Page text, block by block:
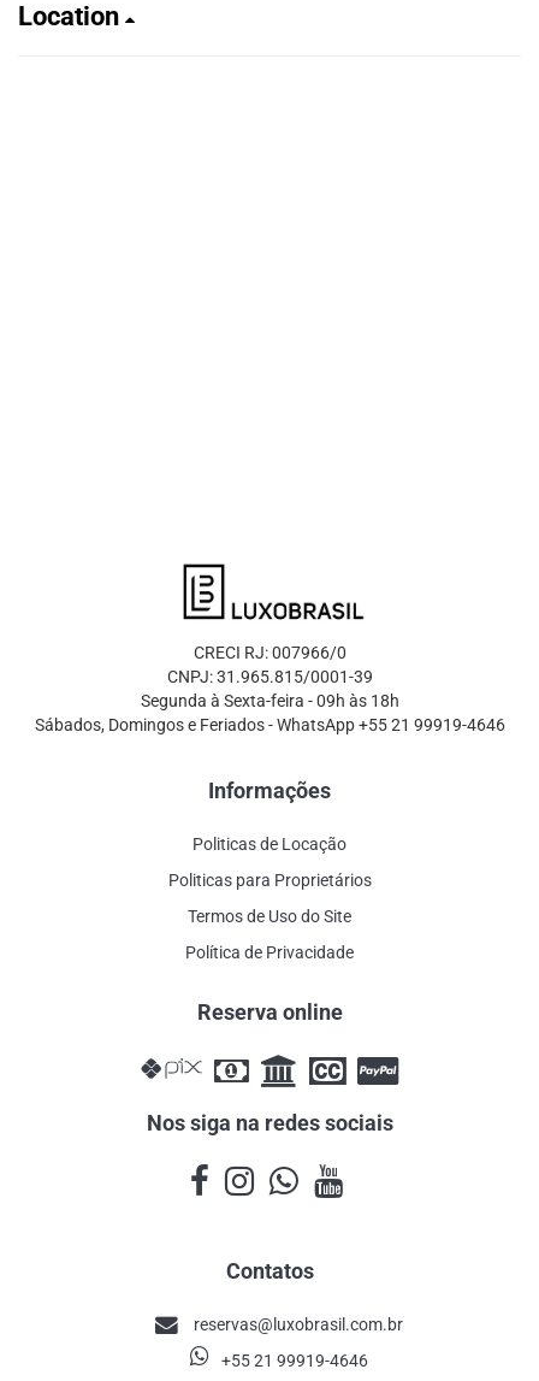
Location
CRECI RJ: 007966/0
CNPJ: 31.965.815/0001-39
Segunda à Sexta-feira - 09h às 18h
Sábados, Domingos e Feriados - WhatsApp +55 21 99919-4646
Informações
Politicas de Locação
Politicas para Proprietários
Termos de Uso do Site
Política de Privacidade
Reserva online
Nos siga na redes sociais
Contatos
reservas@luxobrasil.com.br
+55 21 99919-4646